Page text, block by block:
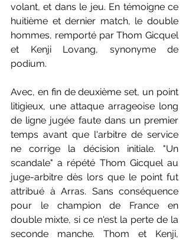
volant, et dans le jeu. En témoigne ce
huitième et dernier match, le double
hommes, remporté par Thom Gicquel
et Kenji Lovang, synonyme de
podium.
Avec, en fin de deuxième set, un point
litigieux, une attaque arrageoise long
de ligne jugée faute dans un premier
temps avant que l'arbitre de service
ne corrige la décision initiale. "Un
scandale" a répété Thom Gicquel au
juge-arbitre dès lors que le point fut
attribué à Arras. Sans conséquence
pour le champion de France en
double mixte, si ce n'est la perte de la
seconde manche. Thom et Kenji,